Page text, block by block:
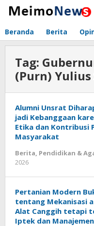
Lewati
Beranda Berita
Tag:
(Purn) Yulius
Alumni Unsrat
jadi Kebanggaan
Etika dan Kontribusi
Masyarakat
Berita, Pendidikan &
2026
Pertanian Modern
tentang Mekanisasi
Alat Canggih tetapi
Iptek dan